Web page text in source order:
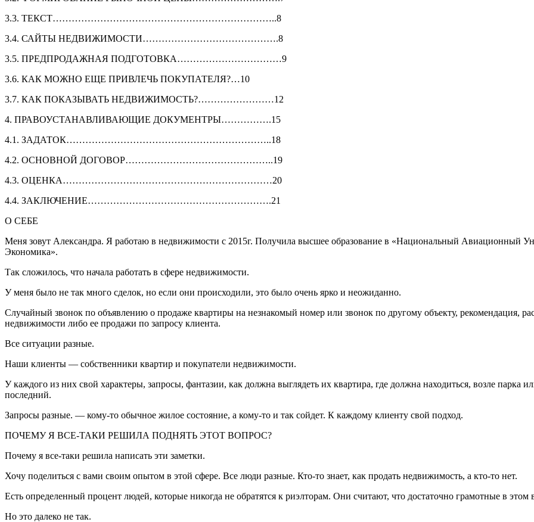
3.3. ТЕКСТ……………………………………………………………..8
3.4. САЙТЫ НЕДВИЖИМОСТИ…………………………………….8
3.5. ПРЕДПРОДАЖНАЯ ПОДГОТОВКА……………………………9
3.6. КАК МОЖНО ЕЩЕ ПРИВЛЕЧЬ ПОКУПАТЕЛЯ?…10
3.7. КАК ПОКАЗЫВАТЬ НЕДВИЖИМОСТЬ?……………………12
4. ПРАВОУСТАНАВЛИВАЮЩИЕ ДОКУМЕНТРЫ…………….15
4.1. ЗАДАТОК………………………………………………………..18
4.2. ОСНОВНОЙ ДОГОВОР………………………………………..19
4.3. ОЦЕНКА…………………………………………………………20
4.4. ЗАКЛЮЧЕНИЕ………………………………………………….21
О СЕБЕ
Меня зовут Александра. Я работаю в недвижимости с 2015г. Получила высшее образование в «Национальный Авиационный
Экономика».
Так сложилось, что начала работать в сфере недвижимости.
У меня было не так много сделок, но если они происходили, это было очень ярко и неожиданно.
Случайный звонок по объявлению о продаже квартиры на незнакомый номер или звонок по другому объекту, рекомендация,
недвижимости либо ее продажи по запросу клиента.
Все ситуации разные.
Наши клиенты — собственники квартир и покупатели недвижимости.
У каждого из них свой характеры, запросы, фантазии, как должна выглядеть их квартира, где должна находиться, возле парка
последний.
Запросы разные. — кому-то обычное жилое состояние, а кому-то и так сойдет. К каждому клиенту свой подход.
ПОЧЕМУ Я ВСЕ-ТАКИ РЕШИЛА ПОДНЯТЬ ЭТОТ ВОПРОС?
Почему я все-таки решила написать эти заметки.
Хочу поделиться с вами своим опытом в этой сфере. Все люди разные. Кто-то знает, как продать недвижимость, а кто-то нет.
Есть определенный процент людей, которые никогда не обратятся к риэлторам. Они считают, что достаточно грамотные в этом
Но это далеко не так.